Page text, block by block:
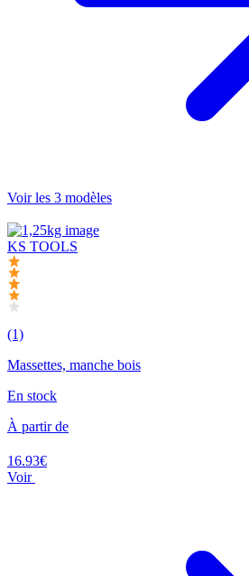
Voir les 3 modèles
KS TOOLS
(1)
Massettes, manche bois
En stock
À partir de
16.93€
Voir